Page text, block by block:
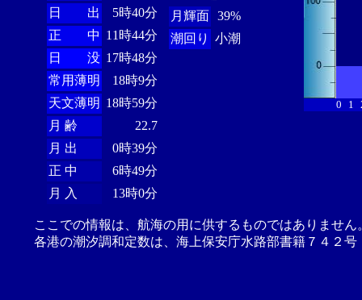
日 出
5時40分
正 中 11時44分
日 没 17時48分
常用薄明
18時9分
天文薄明 18時59分
月 齢
22.7
月 出
0時39分
正 中
6時49分
月 入
13時0分
月輝面 39%
潮回り
小潮
0 1
ここでの情報は、航海の用に供するものではありませ
各港の潮汐調和定数は、海上保安庁水路部書籍７４２